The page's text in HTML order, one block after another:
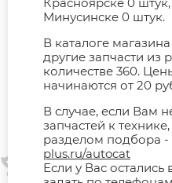
Минусинске 0 штук.
В каталоге
другие запчасти
количестве 360.
начинаются от 20
В случае, если Вам
запчастей к
разделом подбора -
plus.ru/autocat
Если у Вас